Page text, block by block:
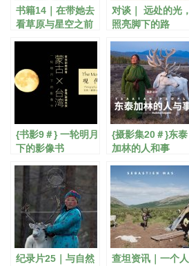
书籍14｜在带她去
看草原与星空之前
对谈｜ 远处的光，
照亮脚下的路
{书影9＃} 一轮明月
下的影像书
{摄影集20＃}东泰
加林的人和事
纪录片25｜与自然
查坦资讯｜一个人